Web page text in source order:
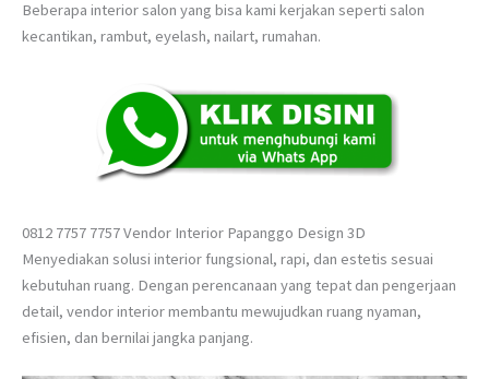
Beberapa interior salon yang bisa kami kerjakan seperti salon
kecantikan, rambut, eyelash, nailart, rumahan.
0812 7757 7757 Vendor Interior Papanggo Design 3D
Menyediakan solusi interior fungsional, rapi, dan estetis sesuai
kebutuhan ruang. Dengan perencanaan yang tepat dan pengerjaan
detail, vendor interior membantu mewujudkan ruang nyaman,
efisien, dan bernilai jangka panjang.